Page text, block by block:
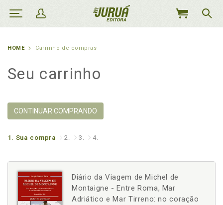
MEU
HOME Carrinho de compras
Seu carrinho
CONTINUAR COMPRANDO
1. Sua compra 2. 3. 4.
Diário da Viagem de Michel de
Montaigne - Entre Roma, Mar
Adriático e Mar Tirreno: no coração